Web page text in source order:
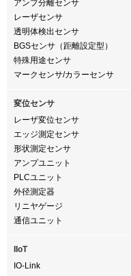
アンプ分離センサ
レーザセンサ
透明体検出センサ
BGSセンサ（距離設定型）
特殊用途センサ
マークセンサ/カラーセンサ
変位センサ
レーザ変位センサ
エッジ測定センサ
形状測定センサ
アンプユニット
PLCユニット
外径測定器
リニヤゲージ
通信ユニット
IIoT
IO-Link